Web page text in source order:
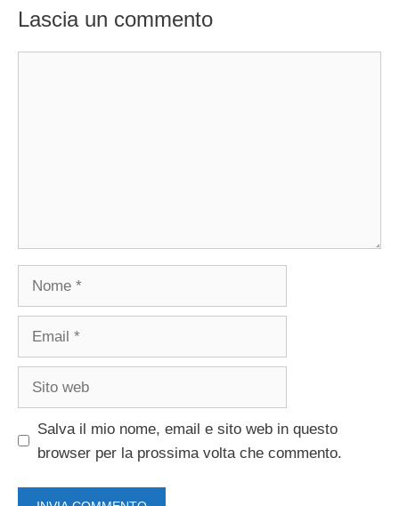
Lascia un commento
Nome
Email
Sito
Salva il mio nome, email e sito web in questo
browser per la prossima volta che commento.